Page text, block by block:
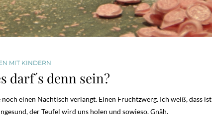
MIT KINDERN
darf´s denn sein?
einen Nachtisch verlangt. Einen Fruchtzwerg. Ich weiß, dass ist
der Teufel wird uns holen und sowieso. Gnäh.